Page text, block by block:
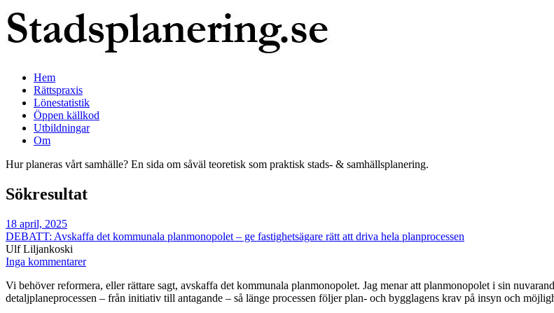
Hem
Rättspraxis
Lönestatistik
Öppen källkod
Utbildningar
Om
Hur planeras vårt samhälle? En sida om såväl teoretisk som praktisk stads- & samhällsplanering.
Sökresultat
18 april, 2025
DEBATT: Avskaffa det kommunala planmonopolet – ge fastighetsägare rätt att driva hela planprocessen
Ulf Liljankoski
Inga kommentarer
Vi behöver reformera, eller rättare sagt, avskaffa det kommunala planmonopolet. Jag menar att planmonopolet i sin
detaljplaneprocessen – från initiativ till antagande – så länge processen följer plan- och bygglagens krav på insyn och